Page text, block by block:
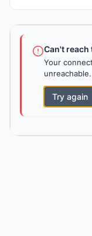
Can't
Your
Try again